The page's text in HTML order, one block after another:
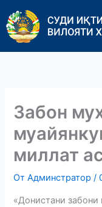
содержимому
Забон
миллат
ОтАдминстратор/
«Донистани